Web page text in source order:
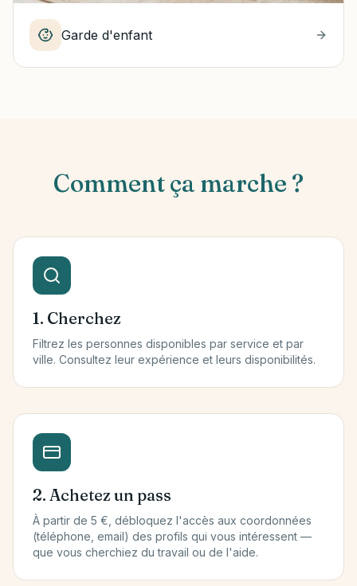
Garde d'enfant
Comment ça marche ?
1. Cherchez
Filtrez les personnes disponibles par service et par
ville. Consultez leur expérience et leurs disponibilités.
2. Achetez un pass
À partir de 5 €, débloquez l'accès aux coordonnées
(téléphone, email) des profils qui vous intéressent —
que vous cherchiez du travail ou de l'aide.